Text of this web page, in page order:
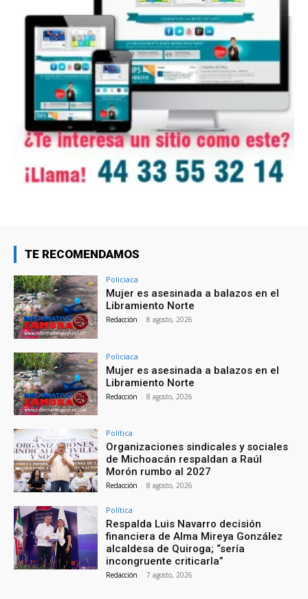
TE RECOMENDAMOS
Policiaca
Mujer es asesinada a balazos en el
Libramiento Norte
Redacción - 8 agosto, 2026
Policiaca
Mujer es asesinada a balazos en el
Libramiento Norte
Redacción - 8 agosto, 2026
Política
Organizaciones sindicales y sociales
de Michoacán respaldan a Raúl
Morón rumbo al 2027
Redacción - 8 agosto, 2026
Política
Respalda Luis Navarro decisión
financiera de Alma Mireya González
alcaldesa de Quiroga; “sería
incongruente criticarla”
Redacción - 7 agosto, 2026